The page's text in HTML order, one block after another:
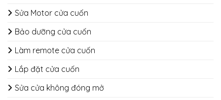
Sửa Motor cửa cuốn
Bảo dưỡng cửa cuốn
​​​​​​​Làm remote cửa cuốn
Lắp đặt cửa cuốn
Sửa cửa không đóng mở